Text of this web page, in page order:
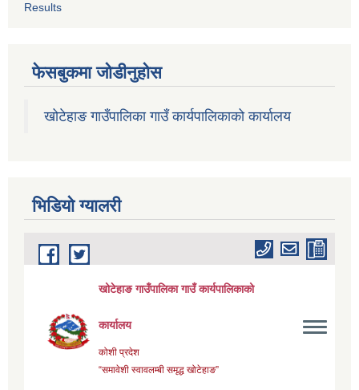
Results
फेसबुकमा जोडीनुहोस
खोटेहाङ गाउँपालिका गाउँ कार्यपालिकाको कार्यालय
भिडियाे ग्यालरी